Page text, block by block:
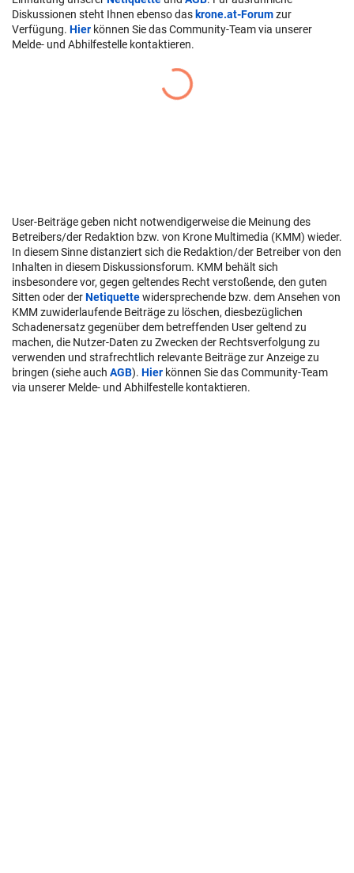
Diskussionen steht Ihnen ebenso das krone.at-Forumzur
Verfügung. Hier können Sie das Community-Team via unserer
Melde- und Abhilfestelle kontaktieren.
User-Beiträge geben nicht notwendigerweise die Meinung des
Betreibers/der Redaktion bzw. von Krone Multimedia (KMM) wieder.
In diesem Sinne distanziert sich die Redaktion/der Betreiber von den
Inhalten in diesem Diskussionsforum. KMM behält sich
insbesondere vor, gegen geltendes Recht verstoßende, den guten
Sitten oder derNetiquettewidersprechende bzw. dem Ansehen von
KMM zuwiderlaufende Beiträge zu löschen, diesbezüglichen
Schadenersatz gegenüber dem betreffenden User geltend zu
machen, die Nutzer-Daten zu Zwecken der Rechtsverfolgung zu
verwenden und strafrechtlich relevante Beiträge zur Anzeige zu
bringen (siehe auch AGB). Hier können Sie das Community-Team
via unserer Melde- und Abhilfestelle kontaktieren.